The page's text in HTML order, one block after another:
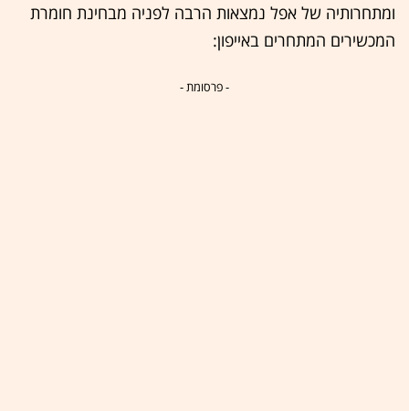
ומתחרותיה של אפל נמצאות הרבה לפניה מבחינת חומרת
המכשירים המתחרים באייפון:
- פרסומת -